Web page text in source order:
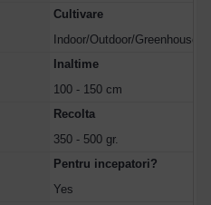
Cultivare
Indoor/Outdoor/Greenhouse
Inaltime
100 - 150 cm
Recolta
350 - 500 gr.
Pentru incepatori?
Yes